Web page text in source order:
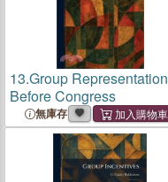
13.Group Representation
Before Congress
無庫存